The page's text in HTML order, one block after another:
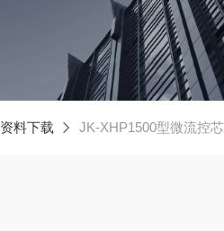
资料下载 JK-XHP1500型微流控